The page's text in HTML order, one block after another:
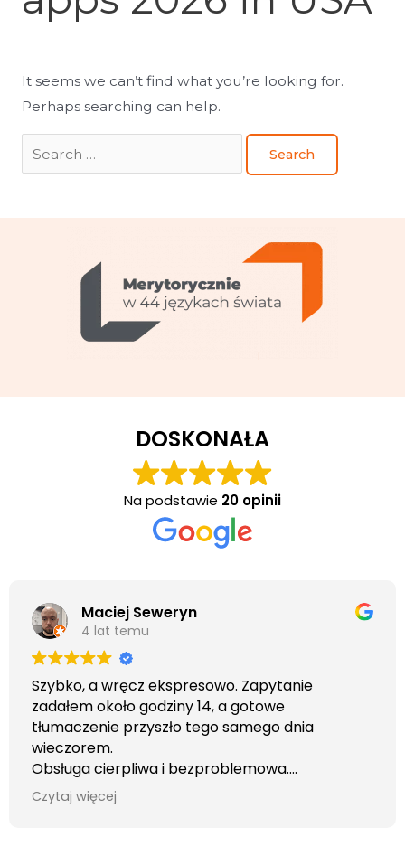
It seems we can’t find what you’re looking for.
Perhaps searching can help.
DOSKONAŁA
Na podstawie 20 opinii
Maciej Seweryn
4 lat temu
Szybko, a wręcz ekspresowo. Zapytanie
zadałem około godziny 14, a gotowe
tłumaczenie przyszło tego samego dnia
wieczorem.
Obsługa cierpliwa i bezproblemowa.
Otrzymałem wszelkie informacje i porady jaka
usługa będzie dla mnie najlepsza. Faktura także
Czytaj więcej